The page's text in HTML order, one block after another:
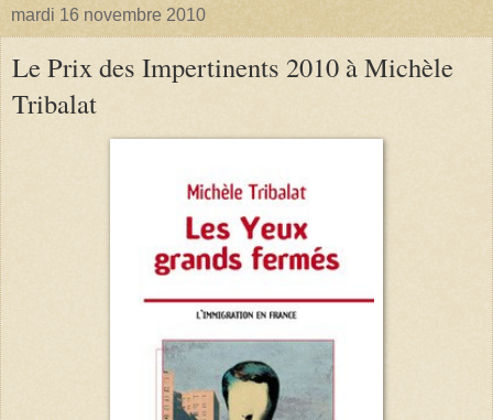
mardi 16 novembre 2010
Le Prix des Impertinents 2010 à Michèle
Tribalat